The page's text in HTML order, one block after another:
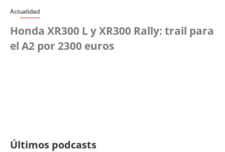
Actualidad
Honda XR300 L y XR300 Rally: trail para
el A2 por 2300 euros
Últimos podcasts